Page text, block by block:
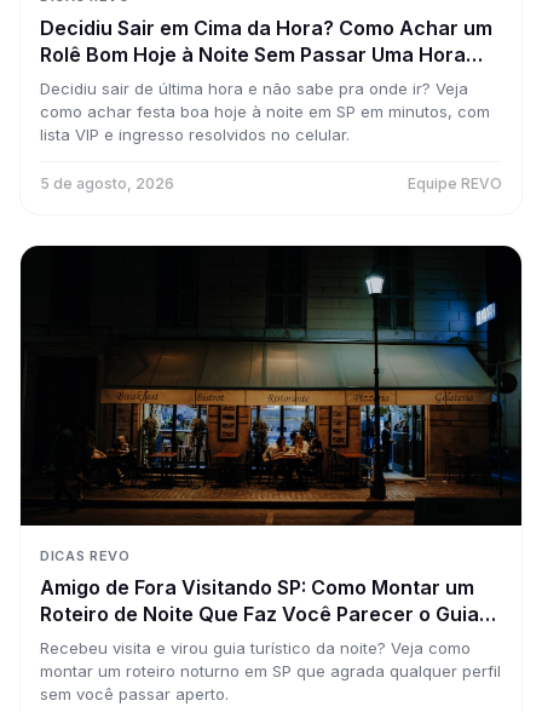
Decidiu Sair em Cima da Hora? Como Achar um
Rolê Bom Hoje à Noite Sem Passar Uma Hora
Pesquisando
Decidiu sair de última hora e não sabe pra onde ir? Veja
como achar festa boa hoje à noite em SP em minutos, com
lista VIP e ingresso resolvidos no celular.
5 de agosto, 2026 Equipe REVO
DICAS REVO
Amigo de Fora Visitando SP: Como Montar um
Roteiro de Noite Que Faz Você Parecer o Guia
Perfeito da Cidade
Recebeu visita e virou guia turístico da noite? Veja como
montar um roteiro noturno em SP que agrada qualquer perfil
sem você passar aperto.